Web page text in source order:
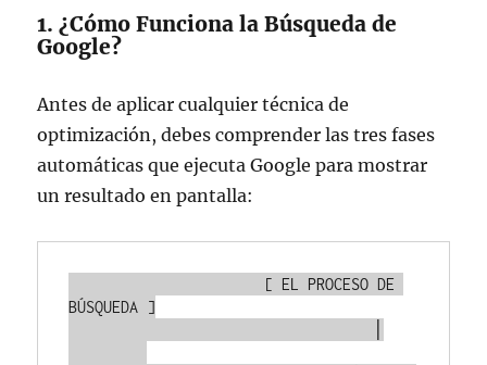
1. ¿Cómo Funciona la Búsqueda de
Google?
Antes de aplicar cualquier técnica de
optimización, debes comprender las tres fases
automáticas que ejecuta Google para mostrar
un resultado en pantalla:
BÚSQUEDA ]